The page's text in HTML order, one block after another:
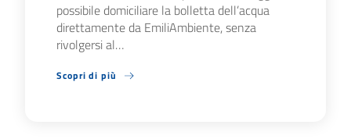
possibile domiciliare la bolletta dell’acqua
direttamente da EmiliAmbiente, senza
rivolgersi al…
Scopri di più